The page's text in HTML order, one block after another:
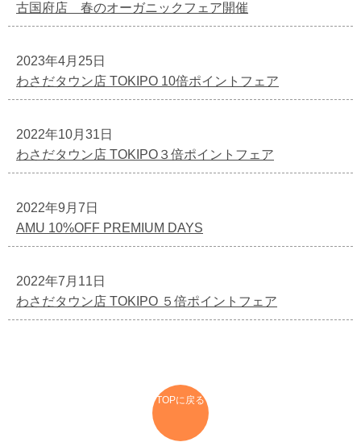
古国府店 春のオーガニックフェア開催
2023年4月25日
わさだタウン店 TOKIPO 10倍ポイントフェア
2022年10月31日
わさだタウン店 TOKIPO３倍ポイントフェア
2022年9月7日
AMU 10%OFF PREMIUM DAYS
2022年7月11日
わさだタウン店 TOKIPO ５倍ポイントフェア
TOPに戻る